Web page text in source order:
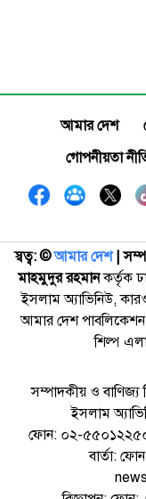
আমার দেশ
গোপনীয়তা
স্বত্ব: ©️আমার দেশ|
মাহমুদুর রহমানকর্তৃক
ইসলাম অ্যাভিনিউ,
আমার দেশ
শিল্প
সম্পাদকীয় ও বাণিজ্য
ইসলাম
ফোন: ০২-
বার্তা: